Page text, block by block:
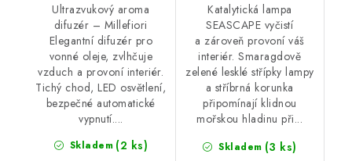
Skladem (2 ks)
Ultrazvukový aroma
difuzér – Millefiori
Elegantní difuzér pro
vonné oleje, zvlhčuje
vzduch a provoní interiér.
Tichý chod, LED osvětlení,
bezpečné automatické
vypnutí....
Skladem (3 ks)
Katalytická lampa
SEASCAPE vyčistí
a zároveň provoní váš
interiér. Smaragdově
zelené lesklé střípky lampy
a stříbrná korunka
připomínají klidnou
mořskou hladinu při...